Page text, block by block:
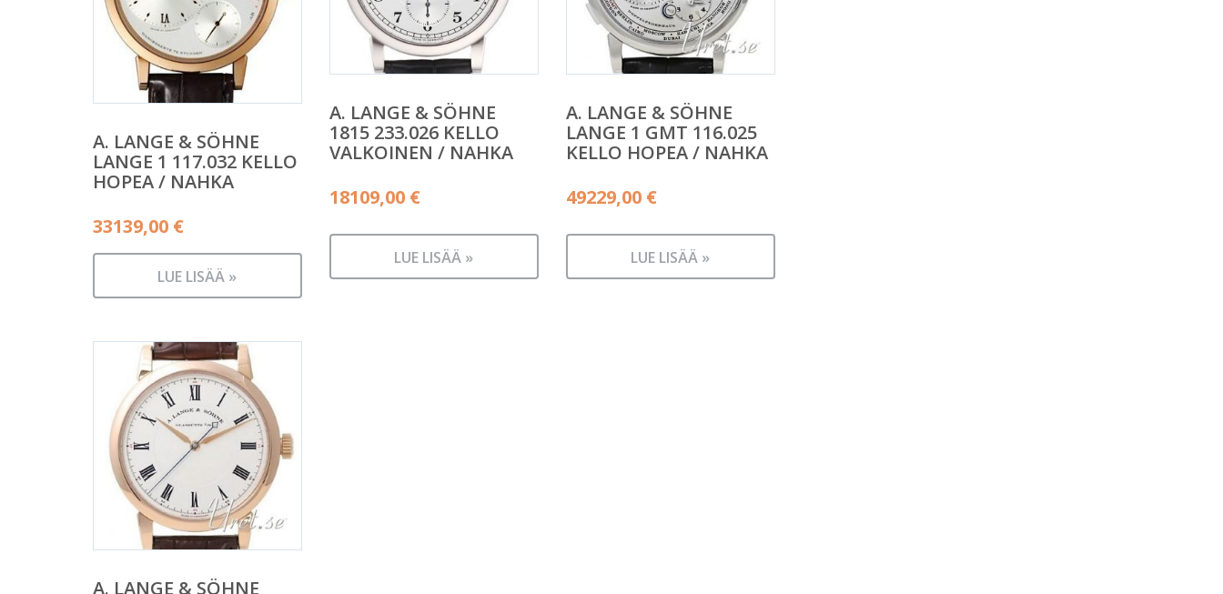
A. LANGE & SÖHNE
LANGE 1 117.032 KELLO
HOPEA / NAHKA
33139,00 €
LUE LISÄÄ »
A. LANGE & SÖHNE
1815 233.026 KELLO
VALKOINEN / NAHKA
18109,00 €
LUE LISÄÄ »
A. LANGE & SÖHNE
LANGE 1 GMT 116.025
KELLO HOPEA / NAHKA
49229,00 €
LUE LISÄÄ »
A. LANGE & SÖHNE